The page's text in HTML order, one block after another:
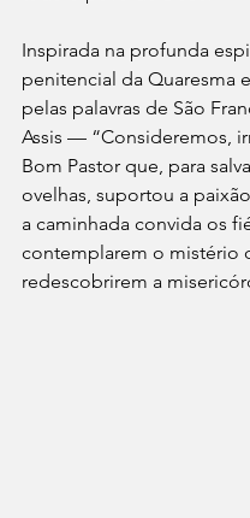
Inspirada na profunda
penitencial da Quaresma
pelas palavras de São
Assis — “Consideremos,
Bom Pastor que, para
ovelhas, suportou a
a caminhada convida os
contemplarem o mistério
redescobrirem a